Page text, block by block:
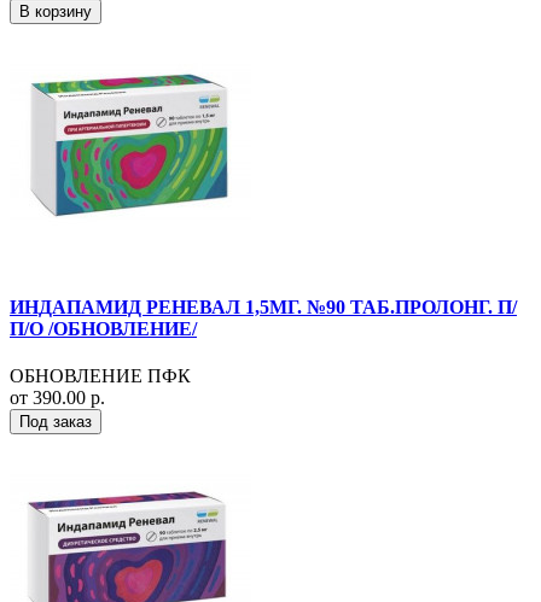
В корзину
ИНДАПАМИД РЕНЕВАЛ 1,5МГ. №90 ТАБ.ПРОЛОНГ. П/
П/О /ОБНОВЛЕНИЕ/
ОБНОВЛЕНИЕ ПФК
от 390.00 р.
Под заказ